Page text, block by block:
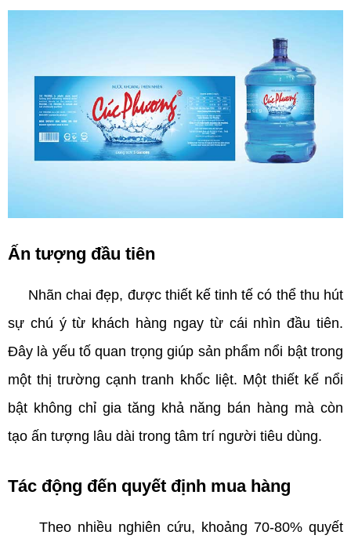
Ấn tượng đầu tiên
Nhãn chai đẹp, được thiết kế tinh tế có thể thu hút
sự chú ý từ khách hàng ngay từ cái nhìn đầu tiên.
Đây là yếu tố quan trọng giúp sản phẩm nổi bật trong
một thị trường cạnh tranh khốc liệt. Một thiết kế nổi
bật không chỉ gia tăng khả năng bán hàng mà còn
tạo ấn tượng lâu dài trong tâm trí người tiêu dùng.
Tác động đến quyết định mua hàng
Theo nhiều nghiên cứu, khoảng 70-80% quyết